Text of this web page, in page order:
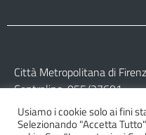
Città Metropolitana di
Centralino: 055/27601
Partita IVA: 017 09 77 04
Usiamo i cookie solo ai fini
Selezionando "Accetta